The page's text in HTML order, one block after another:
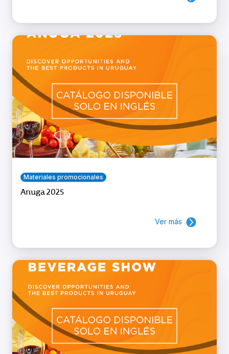
Materiales promocionales
Anuga 2025
Ver más